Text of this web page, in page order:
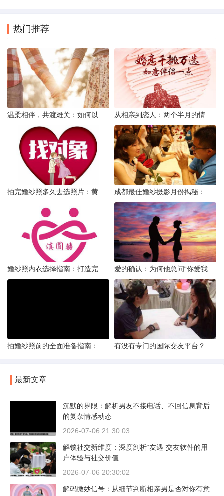
热门推荐
最新文章
沉默的界限：解析男友不接电话、不回信息背后
的复杂情感动态
2026-07-06 21:30:03
解锁社交新维度：深度剖析“友遇”交友软件的用
户体验与社交价值
2026-07-06 20:30:02
解码微妙信号：从细节判断相亲男是否对你有意